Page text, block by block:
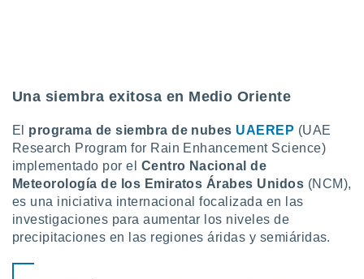
Una siembra exitosa en Medio Oriente
El programa de siembra de nubes UAEREP (UAE
Research Program for Rain Enhancement Science)
implementado por el Centro Nacional de
Meteorología de los Emiratos Árabes Unidos (NCM),
es una iniciativa internacional focalizada en las
investigaciones para aumentar los niveles de
precipitaciones en las regiones áridas y semiáridas.